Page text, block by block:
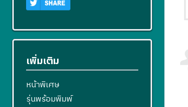
เพิ่มเติม
หน้าพิเศษ
รุ่นพร้อมพิมพ์